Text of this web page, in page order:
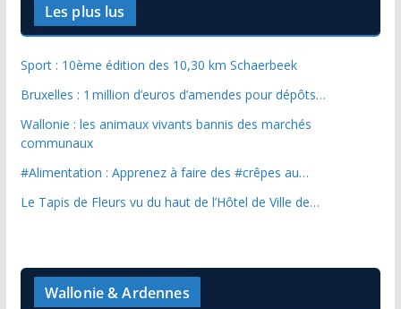
Les plus lus
Sport : 10ème édition des 10,30 km Schaerbeek
Bruxelles : 1 million d’euros d’amendes pour dépôts…
Wallonie : les animaux vivants bannis des marchés
communaux
#Alimentation : Apprenez à faire des #crêpes au…
Le Tapis de Fleurs vu du haut de l’Hôtel de Ville de…
Wallonie & Ardennes